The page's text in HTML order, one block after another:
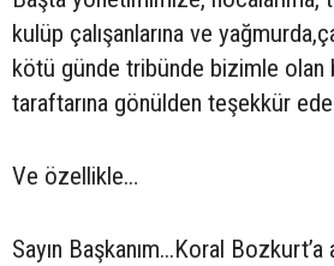
kulüp çalışanlarına ve
kötü günde tribünde bizimle olan
taraftarına gönülden teşekkür
Ve özellikle…
Sayın Başkanım...Koral